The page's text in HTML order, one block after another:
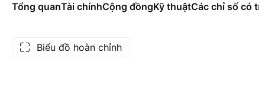
Tổng quanTài chínhCộng đồngKỹ thuậtCác chỉ số có
Biểu đồ hoàn chỉnh